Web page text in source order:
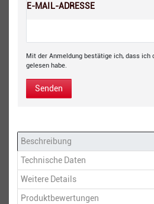
E-MAIL-ADRESSE
Mit der Anmeldung bestätige ich, dass ich
gelesen habe.
Senden
Beschreibung
Technische Daten
Weitere Details
Produktbewertungen